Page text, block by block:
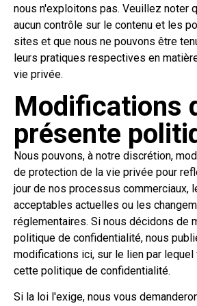
nous n'exploitons pas. Veuillez noter
aucun contrôle sur le contenu et les
sites et que nous ne pouvons être
leurs pratiques respectives en
vie privée.
Modifications
présente
Nous pouvons, à notre discrétion,
de protection de la vie privée pour
jour de nos processus commerciaux,
acceptables actuelles ou les
réglementaires. Si nous décidons de
politique de confidentialité, nous
modifications ici, sur le lien par
cette politique de confidentialité.
Si la loi l'exige, nous vous